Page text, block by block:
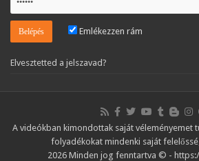
Emlékezzen rám
Elvesztetted a jelszavad?
A videókban kimondottak saját véleményemet
folyadékokat mindenki saját
2026 Minden jog fenntartva © -